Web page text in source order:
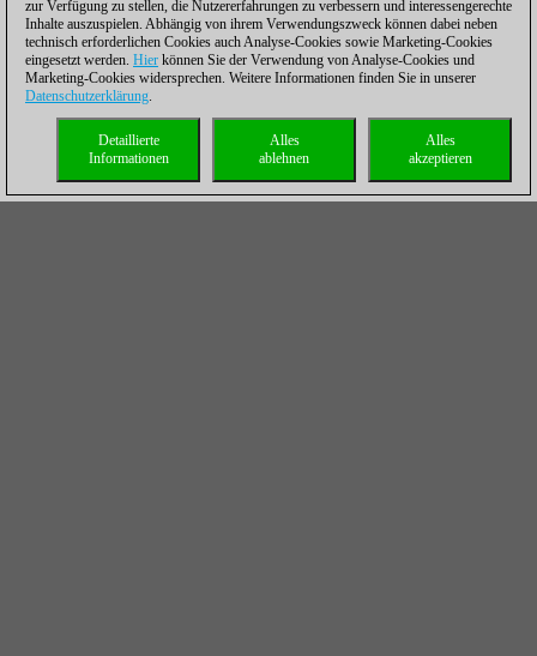
zur Verfügung zu stellen, die Nutzererfahrungen zu verbessern und interessengerechte
Inhalte auszuspielen. Abhängig von ihrem Verwendungszweck können dabei neben
technisch erforderlichen Cookies auch Analyse-Cookies sowie Marketing-Cookies
eingesetzt werden. Hier können Sie der Verwendung von Analyse-Cookies und
Marketing-Cookies widersprechen. Weitere Informationen finden Sie in unserer
Datenschutzerklärung.
Alles
akzeptieren
Alles
ablehnen
Detaillierte
Informationen